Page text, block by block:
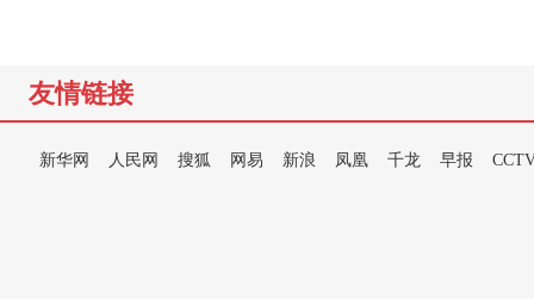
友情链接
新华网 人民网 搜狐 网易 新浪 凤凰 千龙 早报